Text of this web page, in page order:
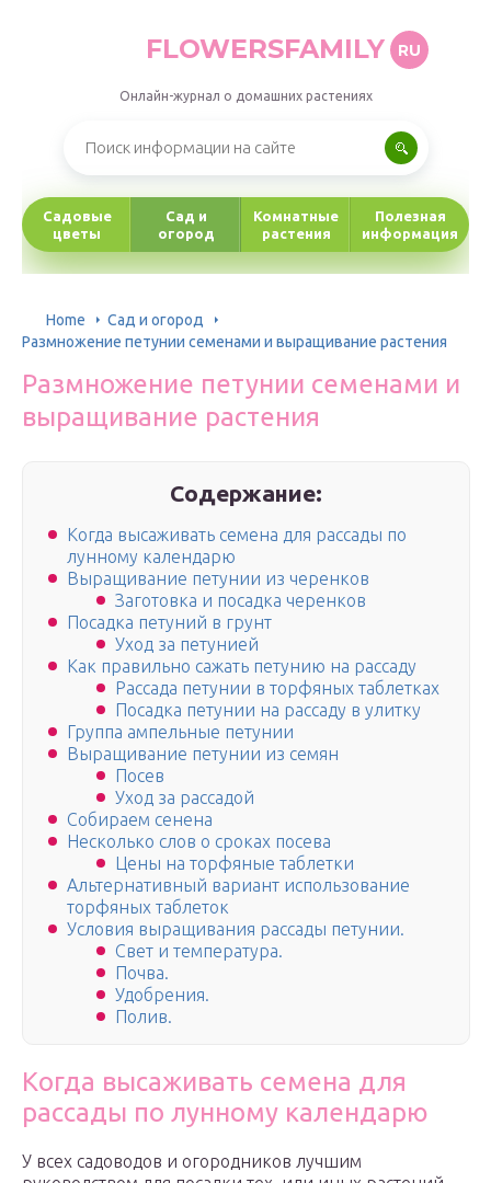
FLOWERSFAMILY RU
Онлайн-журнал о домашних растениях
Садовые
цветы
Сад и
огород
Комнатные
растения
Полезная
информация
Home
Сад и огород
Размножение петунии семенами и выращивание растения
Размножение петунии семенами и
выращивание растения
Содержание:
Когда высаживать семена для рассады по
лунному календарю
Выращивание петунии из черенков
Заготовка и посадка черенков
Посадка петуний в грунт
Уход за петунией
Как правильно сажать петунию на рассаду
Рассада петунии в торфяных таблетках
Посадка петунии на рассаду в улитку
Группа ампельные петунии
Выращивание петунии из семян
Посев
Уход за рассадой
Собираем сенена
Несколько слов о сроках посева
Цены на торфяные таблетки
Альтернативный вариант использование
торфяных таблеток
Условия выращивания рассады петунии.
Свет и температура.
Почва.
Удобрения.
Полив.
Когда высаживать семена для
рассады по лунному календарю
У всех садоводов и огородников лучшим